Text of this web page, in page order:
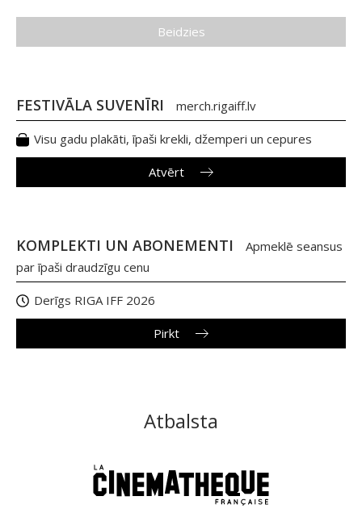
Beidzies
FESTIVĀLA SUVENĪRI merch.rigaiff.lv
Visu gadu plakāti, īpaši krekli, džemperi un cepures
Atvērt
KOMPLEKTI UN ABONEMENTI
Apmeklē seansus
par īpaši draudzīgu cenu
Derīgs RIGA IFF 2026
Pirkt
Atbalsta